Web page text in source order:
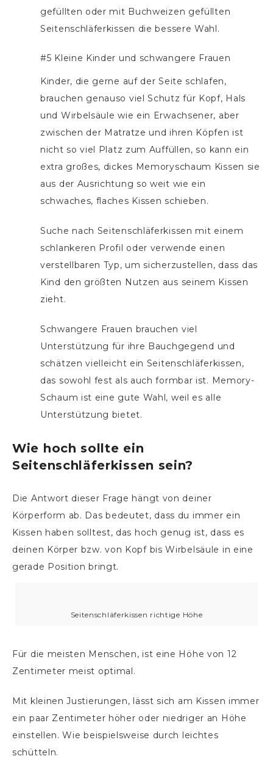
gefüllten oder mit Buchweizen gefüllten
Seitenschläferkissen die bessere Wahl.
#5 Kleine Kinder und schwangere Frauen
Kinder, die gerne auf der Seite schlafen,
brauchen genauso viel Schutz für Kopf, Hals
und Wirbelsäule wie ein Erwachsener, aber
zwischen der Matratze und ihren Köpfen ist
nicht so viel Platz zum Auffüllen, so kann ein
extra großes, dickes Memoryschaum Kissen sie
aus der Ausrichtung so weit wie ein
schwaches, flaches Kissen schieben.
Suche nach Seitenschläferkissen mit einem
schlankeren Profil oder verwende einen
verstellbaren Typ, um sicherzustellen, dass das
Kind den größten Nutzen aus seinem Kissen
zieht.
Schwangere Frauen brauchen viel
Unterstützung für ihre Bauchgegend und
schätzen vielleicht ein Seitenschläferkissen,
das sowohl fest als auch formbar ist. Memory-
Schaum ist eine gute Wahl, weil es alle
Unterstützung bietet.
Wie hoch sollte ein
Seitenschläferkissen sein?
Die Antwort dieser Frage hängt von deiner
Körperform ab. Das bedeutet, dass du immer ein
Kissen haben solltest, das hoch genug ist, dass es
deinen Körper bzw. von Kopf bis Wirbelsäule in eine
gerade Position bringt.
Seitenschläferkissen richtige Höhe
Für die meisten Menschen, ist eine Höhe von 12
Zentimeter meist optimal.
Mit kleinen Justierungen, lässt sich am Kissen immer
ein paar Zentimeter höher oder niedriger an Höhe
einstellen. Wie beispielsweise durch leichtes
schütteln.